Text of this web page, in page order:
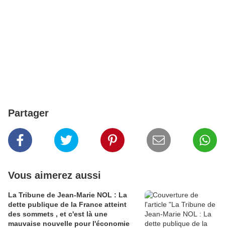
Partager
Vous aimerez aussi
La Tribune de Jean-Marie NOL : La
dette publique de la France atteint
des sommets , et c'est là une
mauvaise nouvelle pour l'économie